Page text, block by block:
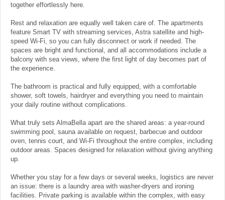
together effortlessly here.
Rest and relaxation are equally well taken care of. The apartments
feature Smart TV with streaming services, Astra satellite and high-
speed Wi-Fi, so you can fully disconnect or work if needed. The
spaces are bright and functional, and all accommodations include a
balcony with sea views, where the first light of day becomes part of
the experience.
The bathroom is practical and fully equipped, with a comfortable
shower, soft towels, hairdryer and everything you need to maintain
your daily routine without complications.
What truly sets AlmaBella apart are the shared areas: a year-round
swimming pool, sauna available on request, barbecue and outdoor
oven, tennis court, and Wi-Fi throughout the entire complex, including
outdoor areas. Spaces designed for relaxation without giving anything
up.
Whether you stay for a few days or several weeks, logistics are never
an issue: there is a laundry area with washer-dryers and ironing
facilities. Private parking is available within the complex, with easy